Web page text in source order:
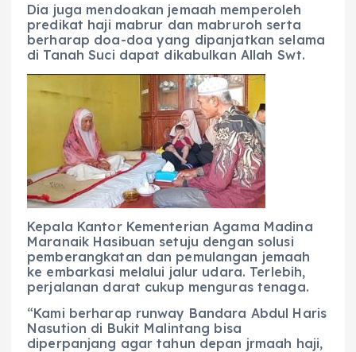
Dia juga mendoakan jemaah memperoleh
predikat haji mabrur dan mabruroh serta
berharap doa-doa yang dipanjatkan selama
di Tanah Suci dapat dikabulkan Allah Swt.
Kepala Kantor Kementerian Agama Madina
Maranaik Hasibuan setuju dengan solusi
pemberangkatan dan pemulangan jemaah
ke embarkasi melalui jalur udara. Terlebih,
perjalanan darat cukup menguras tenaga.
“Kami berharap runway Bandara Abdul Haris
Nasution di Bukit Malintang bisa
diperpanjang agar tahun depan jrmaah haji,